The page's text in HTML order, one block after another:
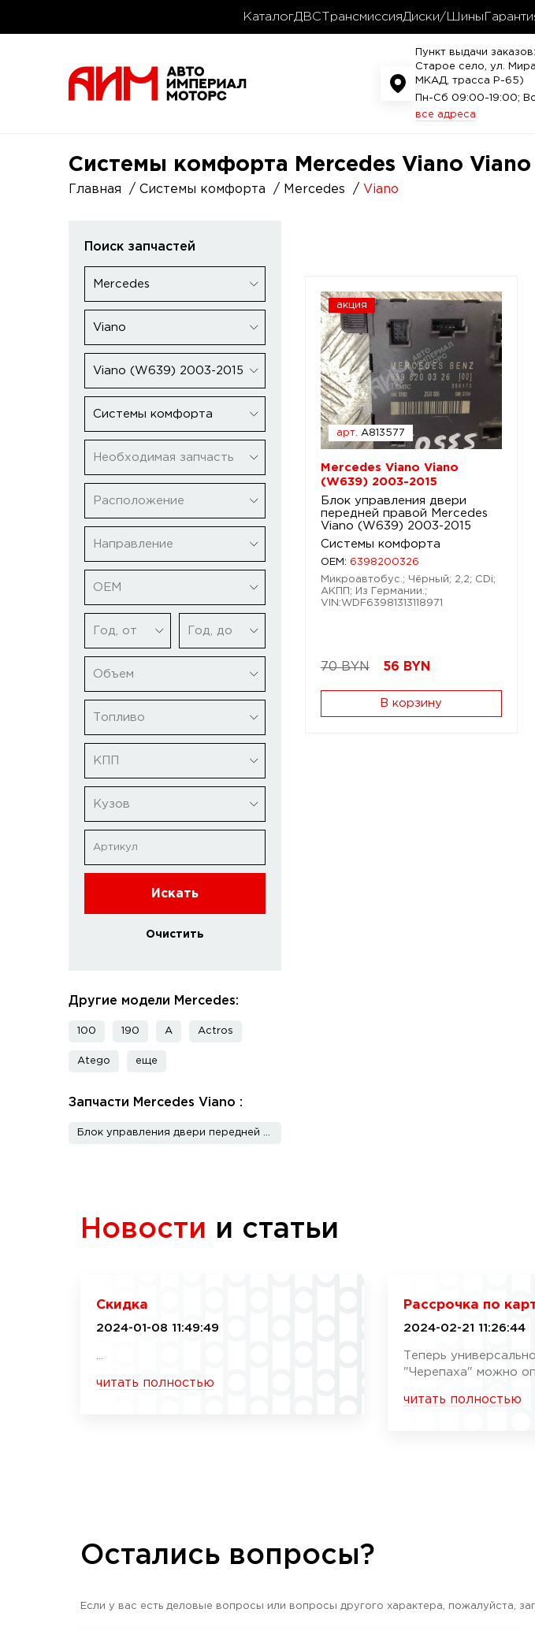
КаталогДВС ТрансмиссияДиски/Шины
Пункт выдачи
Старое село, ул.
МКАД, трасса P-65)
Пн-Сб 09:00-19:00;
все адреса
Системы комфорта Mercedes Viano
Главная Системы комфорта Mercedes Viano
Поиск запчастей
Mercedes
Viano
Viano (W639) 2003-2015
Системы комфорта
Необходимая запчасть
Расположение
Направление
ОЕМ
Год, от Год, до
Объем
Топливо
КПП
Кузов
Искать
Очистить
Другие модели Mercedes:
100 190 A Actros
Atego еще
Запчасти Mercedes Viano :
акция
арт. A813577
Mercedes Viano Viano
(W639) 2003-2015
Блок управления двери
передней правой Mercedes
Viano (W639) 2003-2015
Системы комфорта
OEM: 6398200326
Микроавтобус.; Чёрный; 2,2; CDi;
АКПП; Из Германии.;
VIN:WDF63981313118971
70 BYN 56 BYN
В корзину
Новости и статьи
Скидка
2024-01-08 11:49:49
читать полностью
Рассрочка по
2024-02-21 11:26:44
Теперь
"Черепаха" можно
читать полностью
Остались вопросы?
Если у вас есть деловые вопросы или вопросы другого характера, пожалуйста,